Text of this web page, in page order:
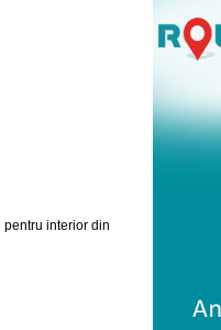
interior din